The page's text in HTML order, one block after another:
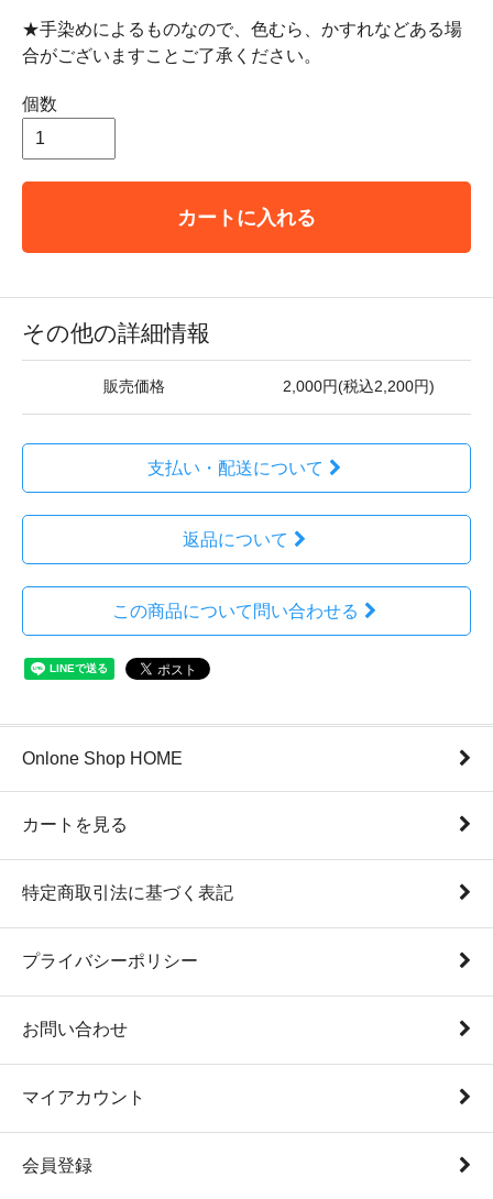
★手染めによるものなので、色むら、かすれなどある場
合がございますことご了承ください。
個数
カートに入れる
その他の詳細情報
販売価格 2,000円(税込2,200円)
支払い・配送について
返品について
この商品について問い合わせる
Onlone Shop HOME
カートを見る
特定商取引法に基づく表記
プライバシーポリシー
お問い合わせ
マイアカウント
会員登録